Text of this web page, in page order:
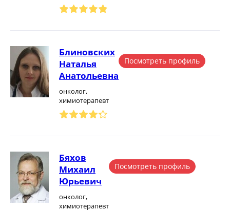
Блиновских
Наталья
Анатольевна
онколог,
химиотерапевт
Посмотреть профиль
Бяхов
Михаил
Юрьевич
онколог,
химиотерапевт
Посмотреть профиль